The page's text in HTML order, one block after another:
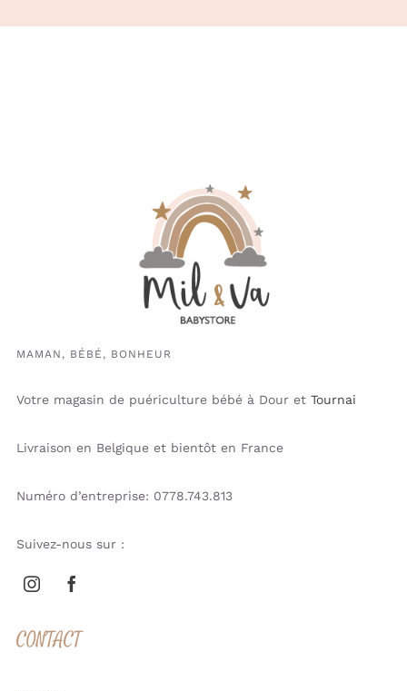
MAMAN, BÉBÉ, BONHEUR
Votre magasin de puériculture bébé à Dour et Tournai
Livraison en Belgique et bientôt en France
Numéro d’entreprise: 0778.743.813
Suivez-nous sur :
CONTACT